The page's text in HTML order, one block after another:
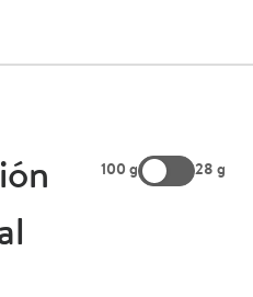
100 g 28 g